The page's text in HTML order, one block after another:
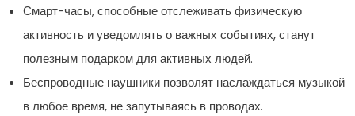
Смарт-часы, способные отслеживать физическую
активность и уведомлять о важных событиях, станут
полезным подарком для активных людей.
Беспроводные наушники позволят наслаждаться музыкой
в любое время, не запутываясь в проводах.